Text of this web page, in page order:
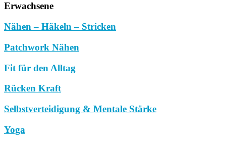
Erwachsene
Nähen – Häkeln – Stricken
Patchwork Nähen
Fit für den Alltag
Rücken Kraft
Selbstverteidigung & Mentale Stärke
Yoga